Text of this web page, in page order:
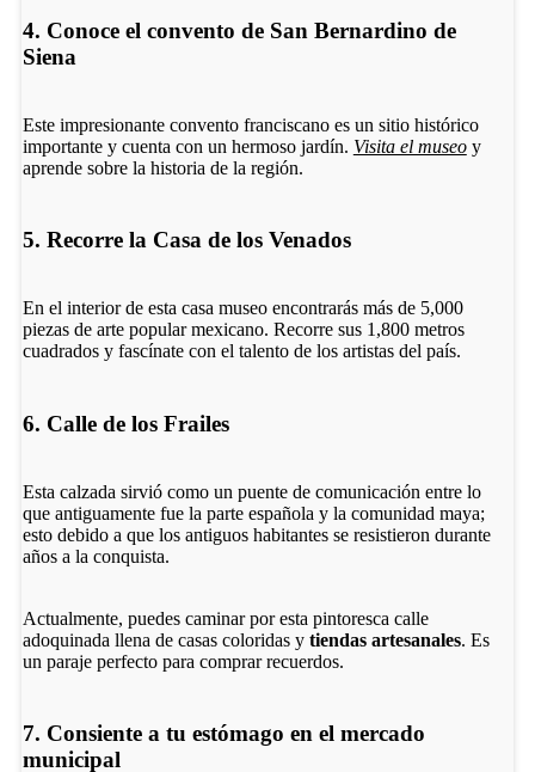
4. Conoce el convento de San Bernardino de
Siena
Este impresionante convento franciscano es un sitio histórico
importante y cuenta con un hermoso jardín. Visita el museoy
aprende sobre la historia de la región.
5. Recorre la Casa de los Venados
En el interior de esta casa museo encontrarás más de 5,000
piezas de arte popular mexicano. Recorre sus 1,800 metros
cuadrados y fascínate con el talento de los artistas del país.
6. Calle de los Frailes
Esta calzada sirvió como un puente de comunicación entre lo
que antiguamente fue la parte española y la comunidad maya;
esto debido a que los antiguos habitantes se resistieron durante
años a la conquista.
Actualmente, puedes caminar por esta pintoresca calle
adoquinada llena de casas coloridas y tiendas artesanales. Es
un paraje perfecto para comprar recuerdos.
7. Consiente a tu estómago en el mercado
municipal